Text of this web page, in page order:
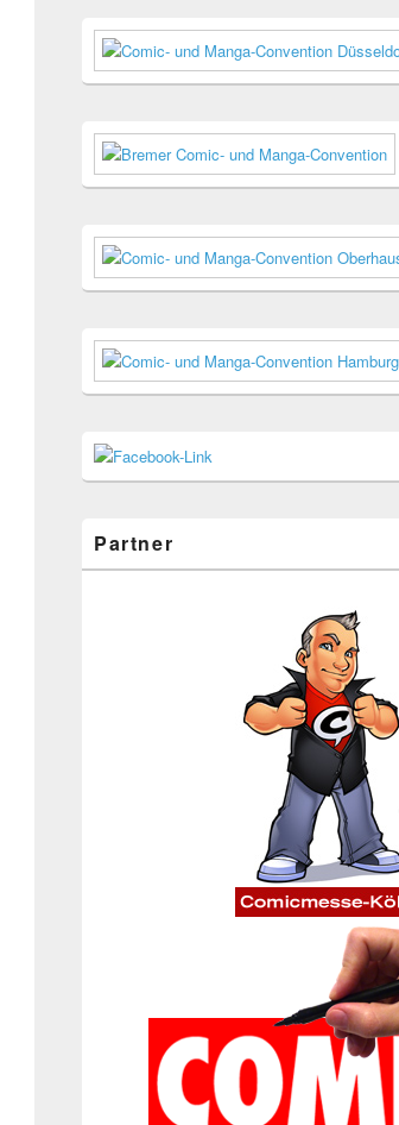
Partner